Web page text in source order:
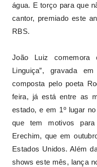
água. E torço para que
cantor, premiado este
RBS.
João Luiz comemora
Linguiça”, gravada
composta pelo poeta
feira, já está entre as
estado, e em 1º lugar
que tem motivos
Erechim, que em
Estados Unidos. Além
shows este mês, lança